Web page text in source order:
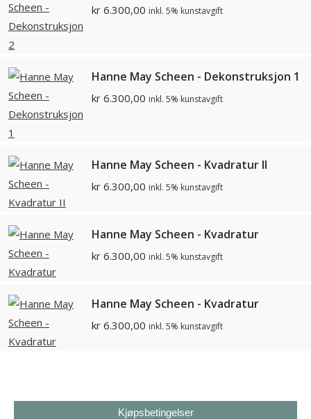
kr 6.300,00 inkl. 5% kunstavgift
Hanne May Scheen - Dekonstruksjon 1
kr 6.300,00 inkl. 5% kunstavgift
Hanne May Scheen - Kvadratur II
kr 6.300,00 inkl. 5% kunstavgift
Hanne May Scheen - Kvadratur
kr 6.300,00 inkl. 5% kunstavgift
Hanne May Scheen - Kvadratur
kr 6.300,00 inkl. 5% kunstavgift
Kjøpsbetingelser